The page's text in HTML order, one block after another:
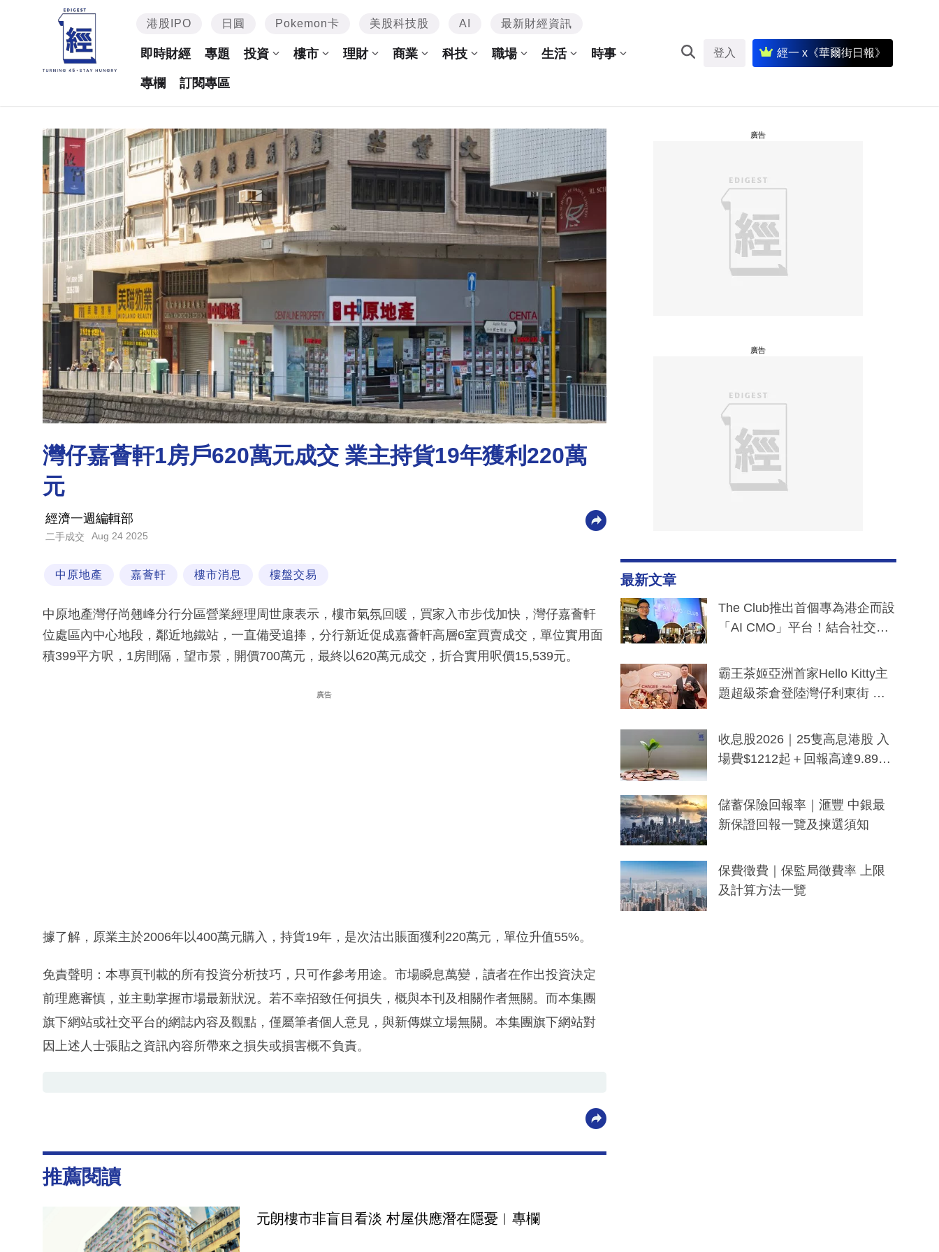
港股IPO 日圓 Pokemon卡 美股科技股 AI 最新財經資訊
即時財經 專題 投資 樓市 理財 商業 科技 職場 生活 時事
專欄 訂閱專區
登入 經一 x《華爾街日報》
灣仔嘉薈軒1房戶620萬元成交 業主持貨19年獲利220萬
元
經濟一週編輯部
二手成交 Aug 24 2025
中原地產 嘉薈軒 樓市消息 樓盤交易
中原地產灣仔尚翹峰分行分區營業經理周世康表示，樓市氣氛回暖，買家入市步伐加快，灣仔嘉薈軒
位處區內中心地段，鄰近地鐵站，一直備受追捧，分行新近促成嘉薈軒高層6室買賣成交，單位實用面
積399平方呎，1房間隔，望市景，開價700萬元，最終以620萬元成交，折合實用呎價15,539元。
廣告
據了解，原業主於2006年以400萬元購入，持貨19年，是次沽出賬面獲利220萬元，單位升值55%。
免責聲明：本專頁刊載的所有投資分析技巧，只可作參考用途。市場瞬息萬變，讀者在作出投資決定
前理應審慎，並主動掌握市場最新狀況。若不幸招致任何損失，概與本刊及相關作者無關。而本集團
旗下網站或社交平台的網誌內容及觀點，僅屬筆者個人意見，與新傳媒立場無關。本集團旗下網站對
因上述人士張貼之資訊內容所帶來之損失或損害概不負責。
推薦閱讀
元朗樓市非盲目看淡 村屋供應潛在隱憂︳專欄
廣告
廣告
最新文章
The Club推出首個專為港企而設
「AI CMO」平台！結合社交聆
分鐘生成「貼地」宣傳短片
霸王茶姬亞洲首家Hello Kitty主
題超級茶倉登陸灣仔利東街 推
y及香港限定特調系列
收息股2026｜25隻高息港股 入
場費$1212起＋回報高達9.89
儲蓄保險回報率｜滙豐 中銀最
新保證回報一覽及揀選須知
保費徵費｜保監局徵費率 上限
及計算方法一覽